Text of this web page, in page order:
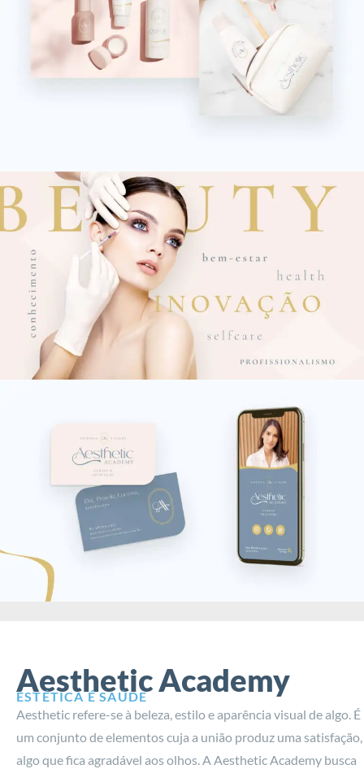
Aesthetic Academy
ESTÉTICA É SAÚDE
Aesthetic refere-se à beleza, estilo e aparência visual de algo. É
um conjunto de elementos cuja a união produz uma satisfação,
algo que fica agradável aos olhos. A Aesthetic Academy busca